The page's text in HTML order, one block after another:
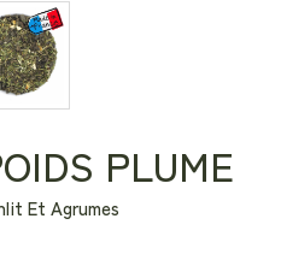
PLUME
Et Agrumes